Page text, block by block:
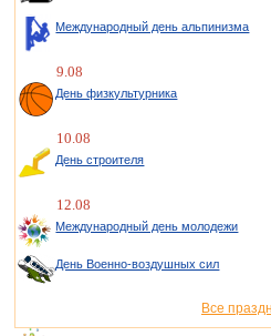
Международный день альпинизма
9.08
День физкультурника
10.08
День строителя
12.08
Международный день молодежи
День Военно-воздушных сил
Все